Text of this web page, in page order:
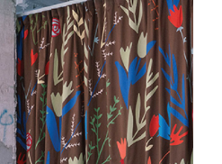
AIRSIDE 獎賞